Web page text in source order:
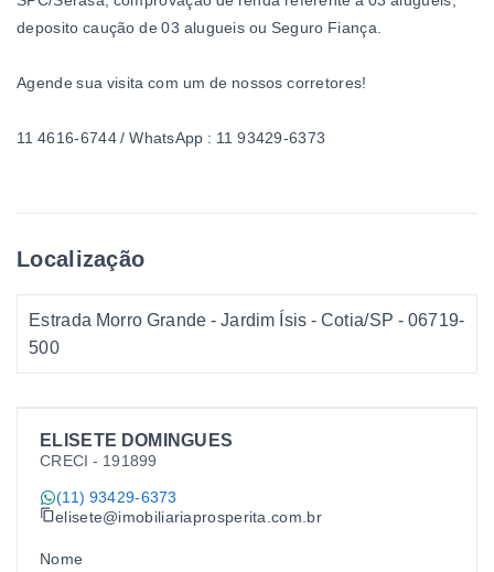
ELISETE DOMINGUES
CRECI - 191899
(11) 93429-6373
elisete@imobiliariaprosperita.com.br
Nome
deposito caução de 03 alugueis ou Seguro Fiança.
Agende sua visita com um de nossos corretores!
11 4616-6744 / WhatsApp : 11 93429-6373
Localização
Estrada Morro Grande - Jardim Ísis - Cotia/SP - 06719-
500